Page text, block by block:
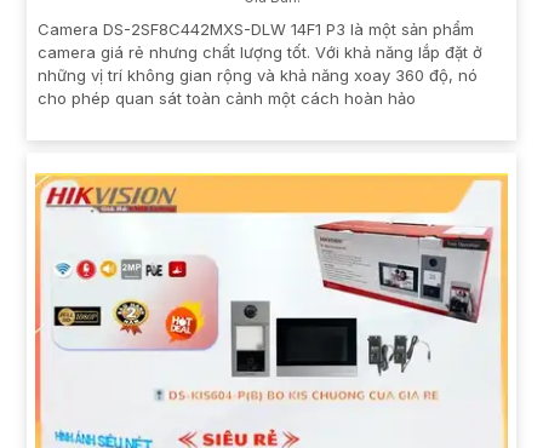
Camera DS-2SF8C442MXS-DLW 14F1 P3 là một sản phẩm
camera giá rẻ nhưng chất lượng tốt. Với khả năng lắp đặt ở
những vị trí không gian rộng và khả năng xoay 360 độ, nó
cho phép quan sát toàn cảnh một cách hoàn hảo